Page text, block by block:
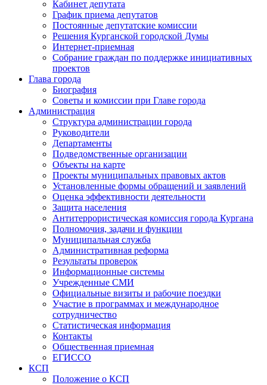
Кабинет депутата
График приема депутатов
Постоянные депутатские комиссии
Решения Курганской городской Думы
Интернет-приемная
Собрание граждан по поддержке инициативных
проектов
Глава города
Биография
Советы и комиссии при Главе города
Администрация
Структура администрации города
Руководители
Департаменты
Подведомственные организации
Объекты на карте
Проекты муниципальных правовых актов
Установленные формы обращений и заявлений
Оценка эффективности деятельности
Защита населения
Антитеррористическая комиссия города Кургана
Полномочия, задачи и функции
Муниципальная служба
Административная реформа
Результаты проверок
Информационные системы
Учрежденные СМИ
Официальные визиты и рабочие поездки
Участие в программах и международное
сотрудничество
Статистическая информация
Контакты
Общественная приемная
ЕГИССО
КСП
Положение о КСП